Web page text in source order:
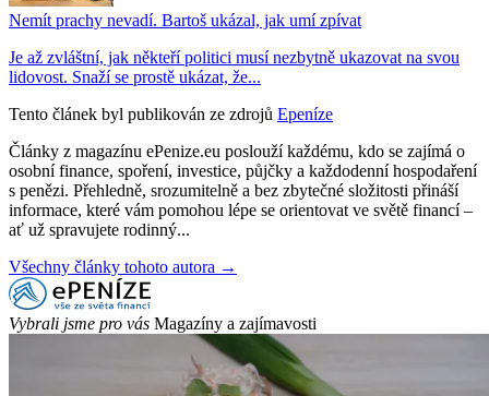
Nemít prachy nevadí. Bartoš ukázal, jak umí zpívat
Je až zvláštní, jak někteří politici musí nezbytně ukazovat na svou
lidovost. Snaží se prostě ukázat, že...
Tento článek byl publikován ze zdrojů Epeníze
Články z magazínu ePenize.eu poslouží každému, kdo se zajímá o
osobní finance, spoření, investice, půjčky a každodenní hospodaření
s penězi. Přehledně, srozumitelně a bez zbytečné složitosti přináší
informace, které vám pomohou lépe se orientovat ve světě financí –
ať už spravujete rodinný...
Všechny články tohoto autora →
Vybrali jsme pro vás Magazíny a zajímavosti